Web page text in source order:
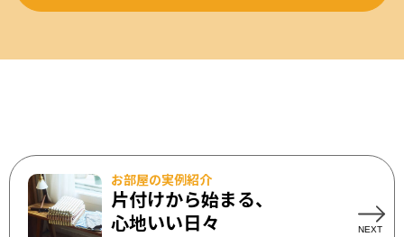
お部屋の実例紹介
片付けから始まる、
心地いい日々